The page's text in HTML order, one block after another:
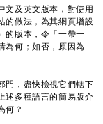
文及英文版本，對使用
的做法，為其網頁增設
的版本，令「一帶一
為何；如否，原因為
門，盡快檢視它們轄下
述多種語言的簡易版介
何？